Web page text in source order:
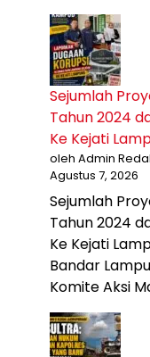
Sejumlah
Tahun 2024
Ke Kejati
oleh Admin
Agustus 7, 2026
Sejumlah
Tahun 2024
Ke Kejati
Bandar
Komite Aksi